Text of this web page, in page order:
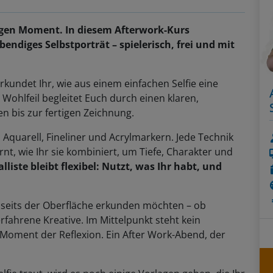
Moment. In diesem Afterwork-Kurs
Selbstporträt – spielerisch, frei und mit
Ihr, wie aus einem einfachen Selfie eine
begleitet Euch durch einen klaren,
bis zur fertigen Zeichnung.
Fineliner und Acrylmarkern. Jede Technik
wie Ihr sie kombiniert, um Tiefe, Charakter und
bleibt flexibel: Nutzt, was Ihr habt, und
der Oberfläche erkunden möchten – ob
Kreative. Im Mittelpunkt steht kein
der Reflexion. Ein After Work-Abend, der
traut, wird es noch einige Vorlagen geben, die Ihr